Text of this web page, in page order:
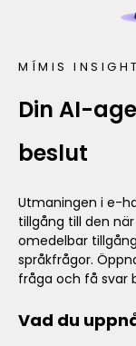
MÍMIS
Din AI-
beslut
Utmaningen i e-
tillgång till den
omedelbar
språkfrågor.
fråga och få svar
Vad du